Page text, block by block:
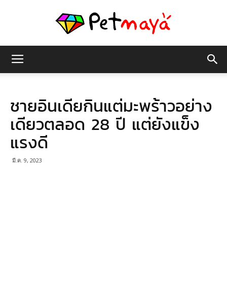
มายา
ชายอินเดียกินแต่มะพร้าวอย่าง
เดียวตลอด 28 ปี แต่ยังแข็ง
แรงดี
มี.ค. 9, 2023